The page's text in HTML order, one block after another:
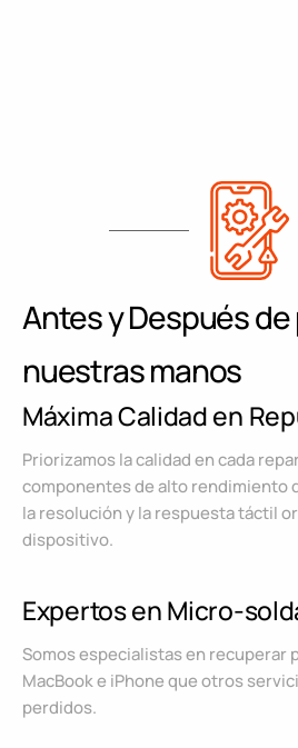
Antes y Después
nuestras manos
Máxima Calidad en
Priorizamos la calidad en cada
componentes de alto rendimiento
la resolución y la respuesta táctil
dispositivo.
Expertos en Micro-
Somos especialistas en recuperar
MacBook e iPhone que otros
perdidos.